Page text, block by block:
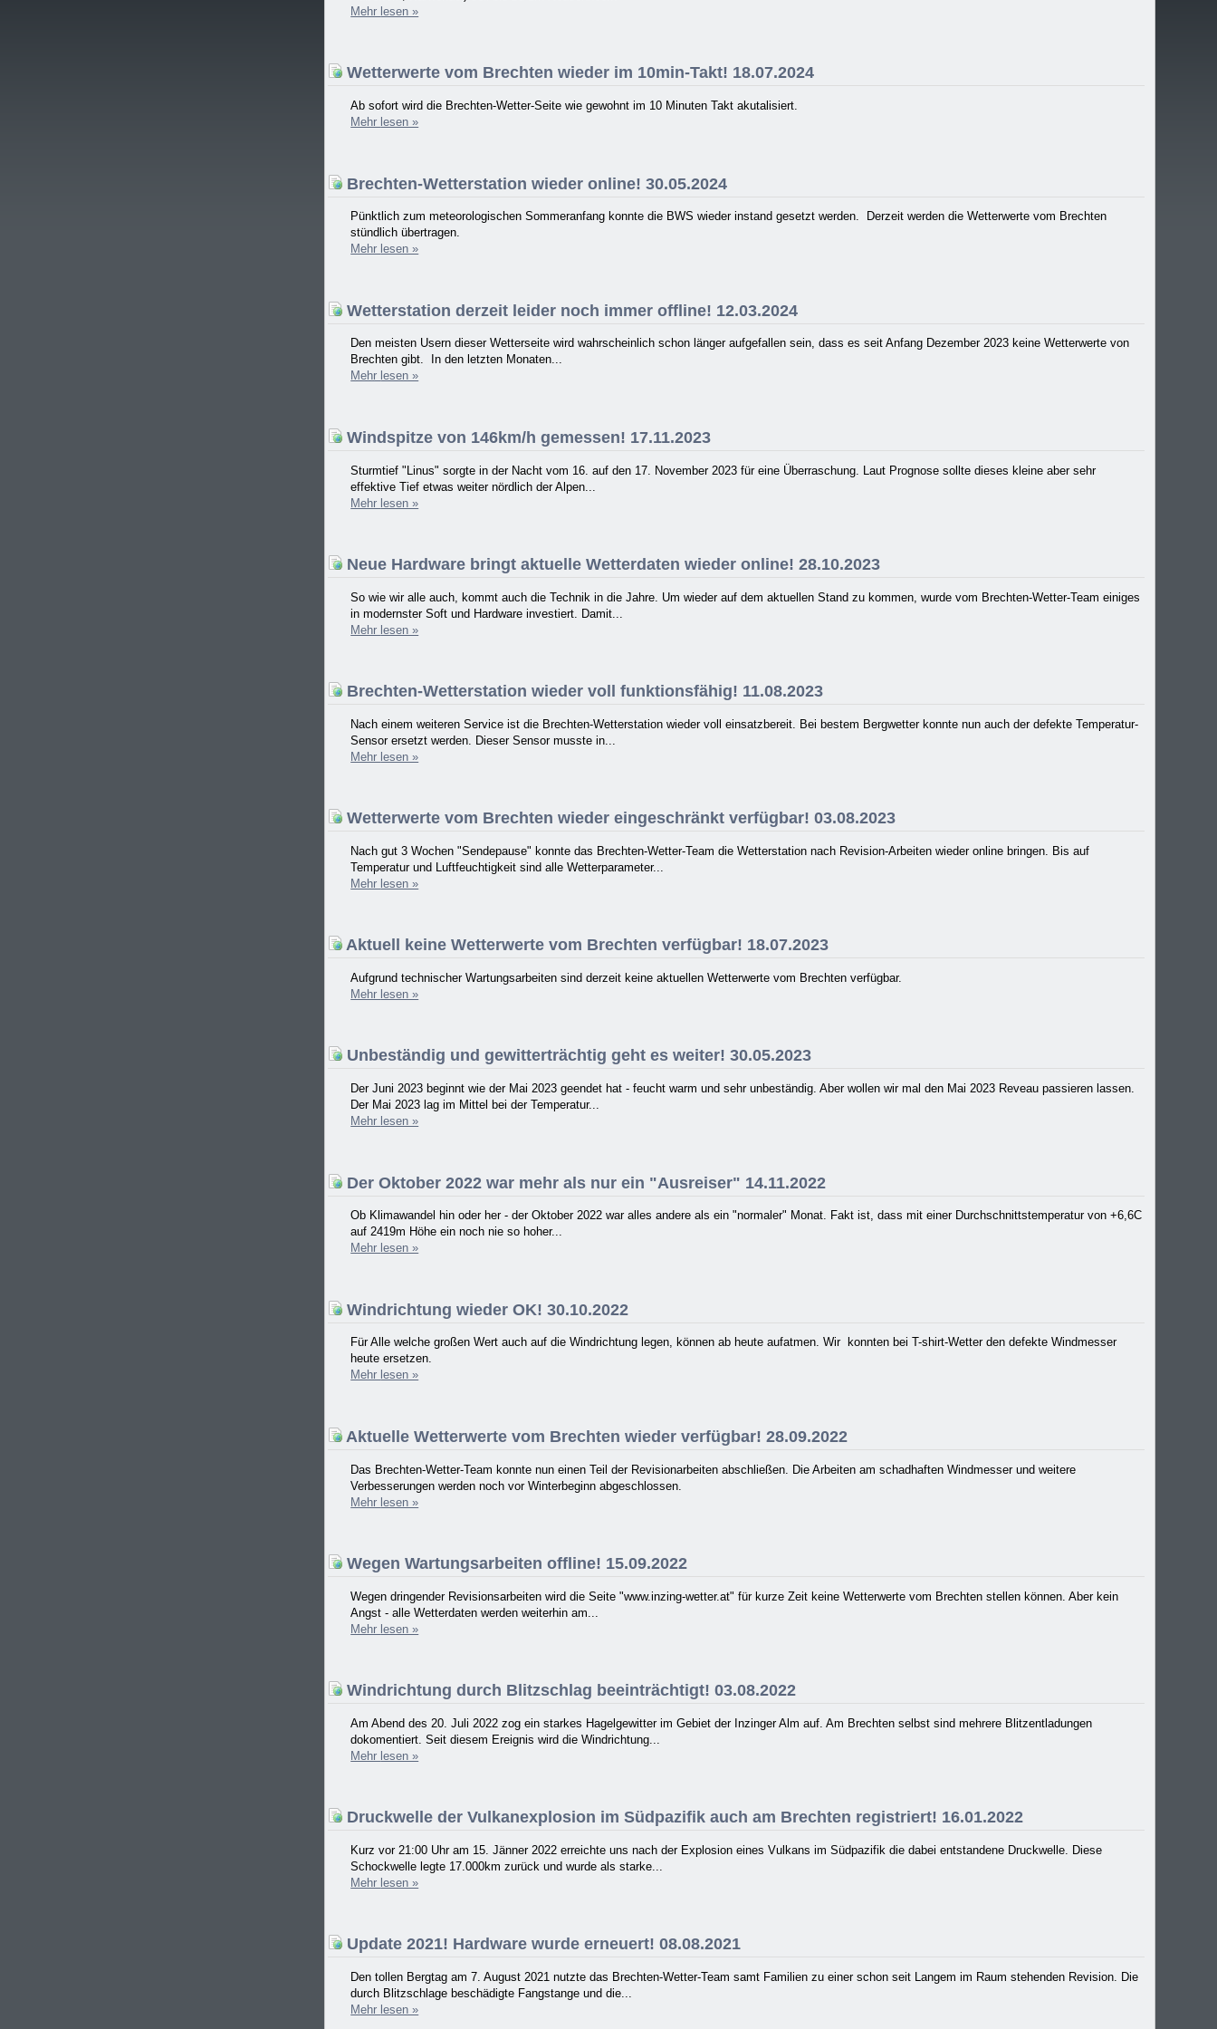
Mehr lesen »
Wetterwerte vom Brechten wieder im 10min-Takt! 18.07.2024
Ab sofort wird die Brechten-Wetter-Seite wie gewohnt im 10 Minuten Takt akutalisiert.
Mehr lesen »
Brechten-Wetterstation wieder online! 30.05.2024
Pünktlich zum meteorologischen Sommeranfang konnte die BWS wieder instand gesetzt werden. Derzeit werden die Wetterwerte vom Brechten
stündlich übertragen.
Mehr lesen »
Wetterstation derzeit leider noch immer offline! 12.03.2024
Den meisten Usern dieser Wetterseite wird wahrscheinlich schon länger aufgefallen sein, dass es seit Anfang Dezember 2023 keine Wetterwerte von
Brechten gibt. In den letzten Monaten...
Mehr lesen »
Windspitze von 146km/h gemessen! 17.11.2023
Sturmtief "Linus" sorgte in der Nacht vom 16. auf den 17. November 2023 für eine Überraschung. Laut Prognose sollte dieses kleine aber sehr
effektive Tief etwas weiter nördlich der Alpen...
Mehr lesen »
Neue Hardware bringt aktuelle Wetterdaten wieder online! 28.10.2023
So wie wir alle auch, kommt auch die Technik in die Jahre. Um wieder auf dem aktuellen Stand zu kommen, wurde vom Brechten-Wetter-Team einiges
in modernster Soft und Hardware investiert. Damit...
Mehr lesen »
Brechten-Wetterstation wieder voll funktionsfähig! 11.08.2023
Nach einem weiteren Service ist die Brechten-Wetterstation wieder voll einsatzbereit. Bei bestem Bergwetter konnte nun auch der defekte Temperatur-
Sensor ersetzt werden. Dieser Sensor musste in...
Mehr lesen »
Wetterwerte vom Brechten wieder eingeschränkt verfügbar! 03.08.2023
Nach gut 3 Wochen "Sendepause" konnte das Brechten-Wetter-Team die Wetterstation nach Revision-Arbeiten wieder online bringen. Bis auf
Temperatur und Luftfeuchtigkeit sind alle Wetterparameter...
Mehr lesen »
Aktuell keine Wetterwerte vom Brechten verfügbar! 18.07.2023
Aufgrund technischer Wartungsarbeiten sind derzeit keine aktuellen Wetterwerte vom Brechten verfügbar.
Mehr lesen »
Unbeständig und gewitterträchtig geht es weiter! 30.05.2023
Der Juni 2023 beginnt wie der Mai 2023 geendet hat - feucht warm und sehr unbeständig. Aber wollen wir mal den Mai 2023 Reveau passieren lassen.
Der Mai 2023 lag im Mittel bei der Temperatur...
Mehr lesen »
Der Oktober 2022 war mehr als nur ein "Ausreiser" 14.11.2022
Ob Klimawandel hin oder her - der Oktober 2022 war alles andere als ein "normaler" Monat. Fakt ist, dass mit einer Durchschnittstemperatur von +6,6C
auf 2419m Höhe ein noch nie so hoher...
Mehr lesen »
Windrichtung wieder OK! 30.10.2022
Für Alle welche großen Wert auch auf die Windrichtung legen, können ab heute aufatmen. Wir konnten bei T-shirt-Wetter den defekte Windmesser
heute ersetzen.
Mehr lesen »
Aktuelle Wetterwerte vom Brechten wieder verfügbar! 28.09.2022
Das Brechten-Wetter-Team konnte nun einen Teil der Revisionarbeiten abschließen. Die Arbeiten am schadhaften Windmesser und weitere
Verbesserungen werden noch vor Winterbeginn abgeschlossen.
Mehr lesen »
Wegen Wartungsarbeiten offline! 15.09.2022
Wegen dringender Revisionsarbeiten wird die Seite "www.inzing-wetter.at" für kurze Zeit keine Wetterwerte vom Brechten stellen können. Aber kein
Angst - alle Wetterdaten werden weiterhin am...
Mehr lesen »
Windrichtung durch Blitzschlag beeinträchtigt! 03.08.2022
Am Abend des 20. Juli 2022 zog ein starkes Hagelgewitter im Gebiet der Inzinger Alm auf. Am Brechten selbst sind mehrere Blitzentladungen
dokomentiert. Seit diesem Ereignis wird die Windrichtung...
Mehr lesen »
Druckwelle der Vulkanexplosion im Südpazifik auch am Brechten registriert! 16.01.2022
Kurz vor 21:00 Uhr am 15. Jänner 2022 erreichte uns nach der Explosion eines Vulkans im Südpazifik die dabei entstandene Druckwelle. Diese
Schockwelle legte 17.000km zurück und wurde als starke...
Mehr lesen »
Update 2021! Hardware wurde erneuert! 08.08.2021
Den tollen Bergtag am 7. August 2021 nutzte das Brechten-Wetter-Team samt Familien zu einer schon seit Langem im Raum stehenden Revision. Die
durch Blitzschlage beschädigte Fangstange und die...
Mehr lesen »